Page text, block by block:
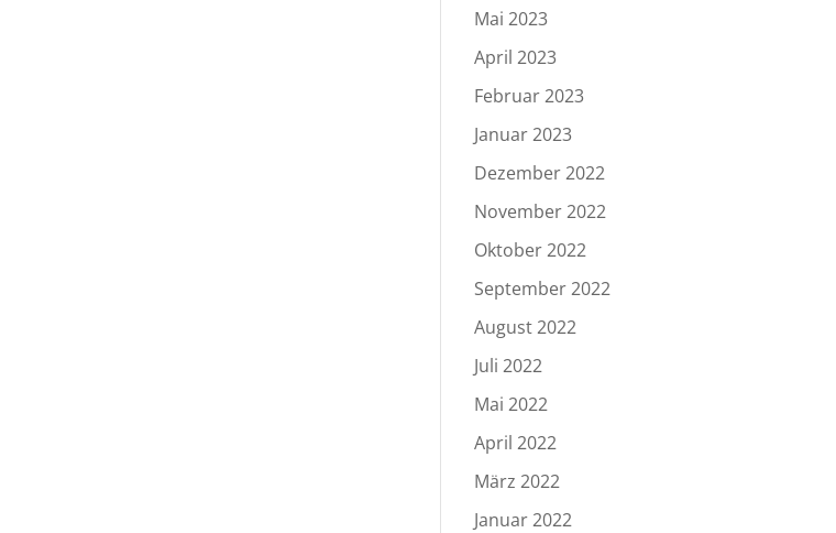
Mai 2023
April 2023
Februar 2023
Januar 2023
Dezember 2022
November 2022
Oktober 2022
September 2022
August 2022
Juli 2022
Mai 2022
April 2022
März 2022
Januar 2022